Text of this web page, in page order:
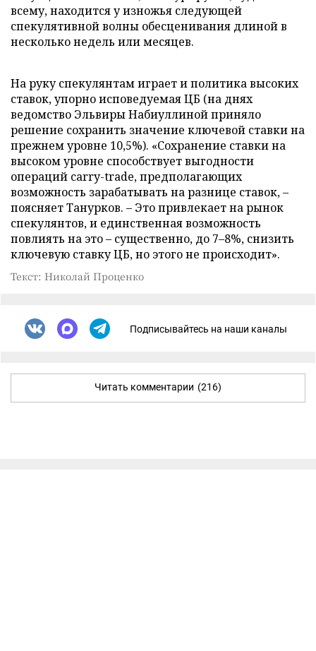
всему, находится у изножья следующей
спекулятивной волны обесценивания длиной в
несколько недель или месяцев.
На руку спекулянтам играет и политика высоких
ставок, упорно исповедуемая ЦБ (на днях
ведомство Эльвиры Набиуллиной приняло
решение сохранить значение ключевой ставки на
прежнем уровне 10,5%). «Сохранение ставки на
высоком уровне способствует выгодности
операций carry-trade, предполагающих
возможность зарабатывать на разнице ставок, –
поясняет Танурков. – Это привлекает на рынок
спекулянтов, и единственная возможность
повлиять на это – существенно, до 7–8%, снизить
ключевую ставку ЦБ, но этого не происходит».
Текст: Николай Проценко
Подписывайтесь на наши каналы
Читать комментарии (216)